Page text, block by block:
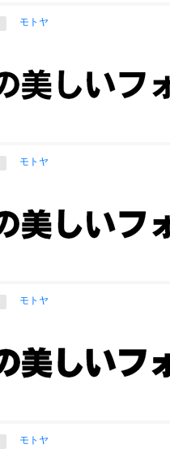
モトヤ
モトヤ
モトヤ
モトヤ